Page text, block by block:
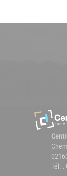
de
Tél. :